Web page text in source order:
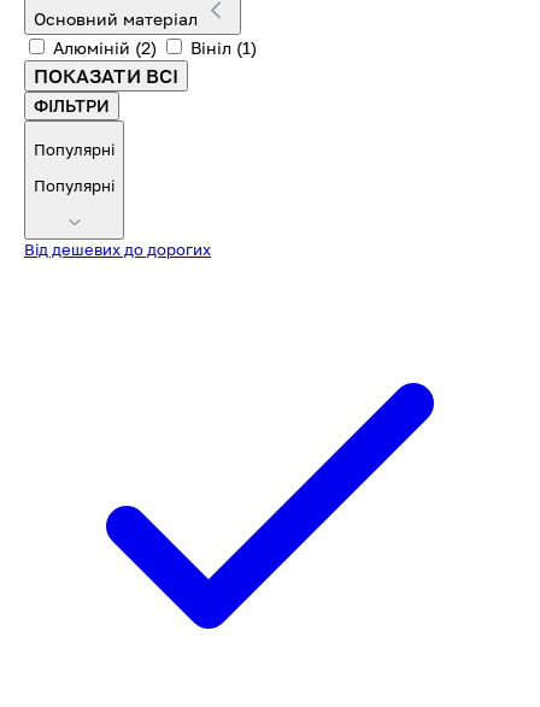
Основний матеріал
Алюміній (2) Вініл (1)
ПОКАЗАТИ ВСІ
ФІЛЬТРИ
Популярні
Популярні
Від дешевих до дорогих